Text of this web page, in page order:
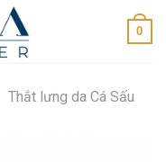
0
Thắt lưng da Cá Sấu